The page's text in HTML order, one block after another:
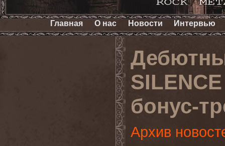
Главная О нас Новости Интервью
бонус-
Архив